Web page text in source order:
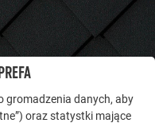
gromadzenia danych, aby
oraz statystki mające